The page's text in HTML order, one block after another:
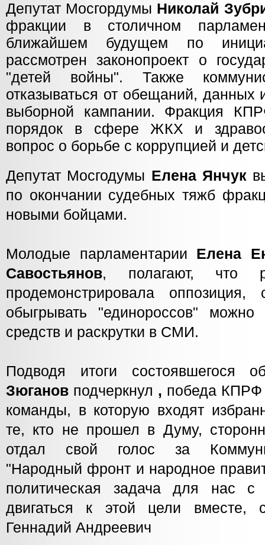
Депутат Мосгордумы Николай
фракции в столичном
ближайшем будущем по
рассмотрен законопроект о
"детей войны". Также
отказываться от обещаний, данных
выборной кампании. Фракция
порядок в сфере ЖКХ и
вопрос о борьбе с коррупцией и
Депутат Мосгодумы Елена Янчук
по окончании судебных тяжб
новыми бойцами.
Молодые парламентарии Елена
Савостьянов, полагают, что
продемонстрировала оппозиция,
обыгрывать "единороссов"
средств и раскрутки в СМИ.
Подводя итоги состоявшегося
Зюганов подчеркнул , победа КПРФ
команды, в которую входят
те, кто не прошел в Думу,
отдал свой голос за
"Народный фронт и народное
политическая задача для
двигаться к этой цели вместе,
Геннадий Андреевич